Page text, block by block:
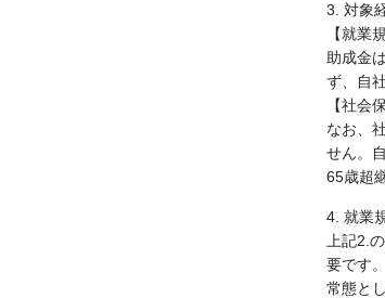
3. 対象
【就業
助成金
ず、自
【社会
なお、
せん。
65歳超
4. 就業
上記2.
要です。
常態と